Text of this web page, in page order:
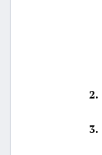
2
3